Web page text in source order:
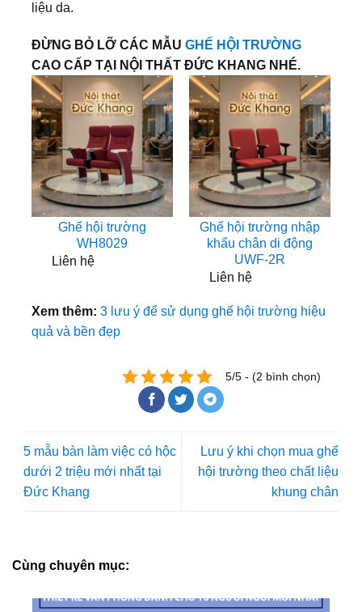
liệu da.
ĐỪNG BỎ LỠ CÁC MẪU GHẾ HỘI TRƯỜNG
CAO CẤP TẠI NỘI THẤT ĐỨC KHANG NHÉ.
Ghế hội trường
WH8029
Liên hệ
Ghế hội trường nhập
khẩu chân di động
UWF-2R
Liên hệ
Xem thêm: 3 lưu ý để sử dụng ghế hội trường hiệu
quả và bền đẹp
5/5 - (2 bình chọn)
5 mẫu bàn làm việc có hộc
dưới 2 triệu mới nhất tại
Đức Khang
Lưu ý khi chọn mua ghế
hội trường theo chất liệu
khung chân
Cùng chuyên mục: